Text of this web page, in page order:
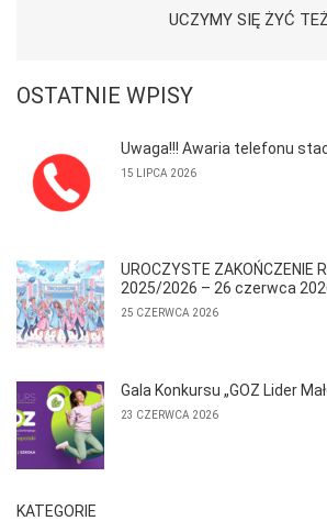
UCZYMY SIĘ ŻYĆ
OSTATNIE WPISY
Uwaga!!! Awaria telefonu
15 LIPCA 2026
UROCZYSTE ZAKOŃCZENIE
2025/2026 – 26 czerwca
25 CZERWCA 2026
Gala Konkursu „GOZ Lider
23 CZERWCA 2026
KATEGORIE